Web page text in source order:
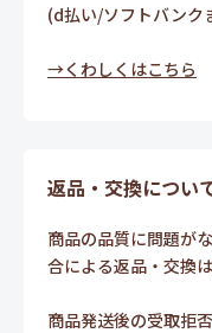
(d払い/ソフトバンク
→くわしくはこちら
返品・交換につい
商品の品質に問題が
合による返品・交換
商品発送後の受取拒